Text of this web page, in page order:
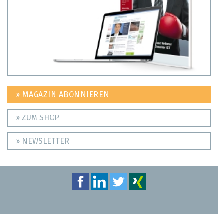
» MAGAZIN ABONNIEREN
» ZUM SHOP
» NEWSLETTER